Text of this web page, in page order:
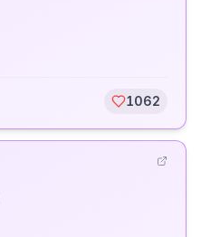
1062